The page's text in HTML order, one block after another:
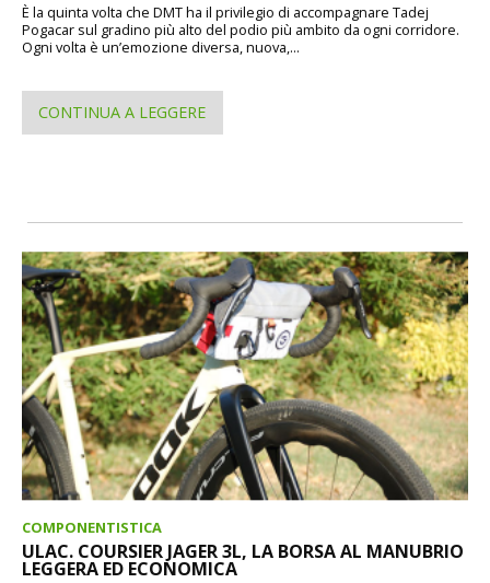
È la quinta volta che DMT ha il privilegio di accompagnare Tadej
Pogacar sul gradino più alto del podio più ambito da ogni corridore.
Ogni volta è un’emozione diversa, nuova,...
CONTINUA A LEGGERE
COMPONENTISTICA
ULAC. COURSIER JAGER 3L, LA BORSA AL MANUBRIO
LEGGERA ED ECONOMICA